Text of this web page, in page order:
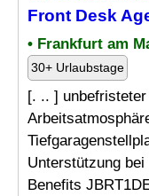
Front Desk
• Frankfurt am
30+ Urlaubstage
[. .. ]
Unterstützung
Benefits